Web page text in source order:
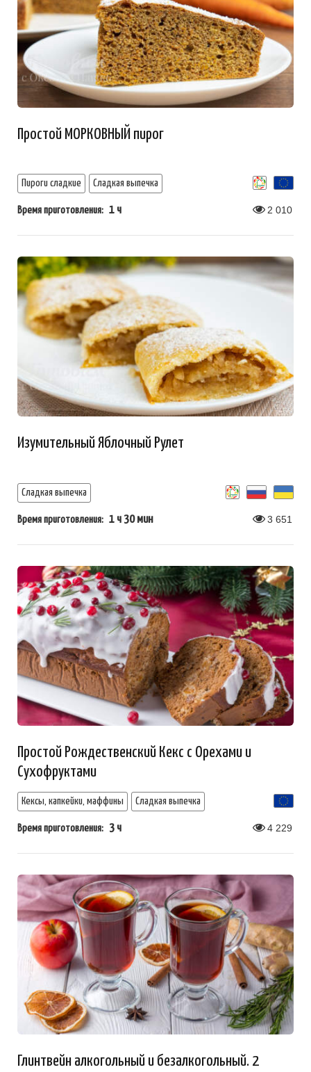
Простой МОРКОВНЫЙ пирог
Пироги сладкие Сладкая выпечка
Время приготовления: 1 ч 2 010
Изумительный Яблочный Рулет
Сладкая выпечка
Время приготовления: 1 ч 30 мин 3 651
Простой Рождественский Кекс с Орехами и
Сухофруктами
Кексы, капкейки, маффины Сладкая выпечка
Время приготовления: 3 ч 4 229
Глинтвейн алкогольный и безалкогольный. 2